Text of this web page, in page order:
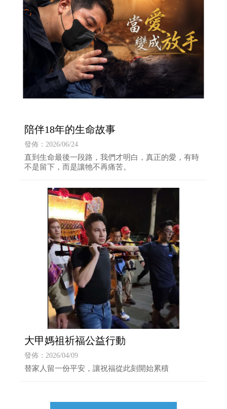
陪伴18年的生命故事
發佈：2026/06/24
直到生命最後一段路，我們才明白，真正的愛，有時
不是留下，而是讓牠不再痛苦。
大甲媽祖祈福公益行動
發佈：2026/04/09
替家人留一份平安，讓祝福從此刻開始累積